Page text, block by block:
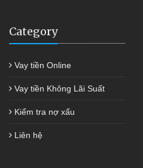
Category
Vay tiền Online
Vay tiền Không Lãi Suất
Kiểm tra nợ xấu
Liên hệ